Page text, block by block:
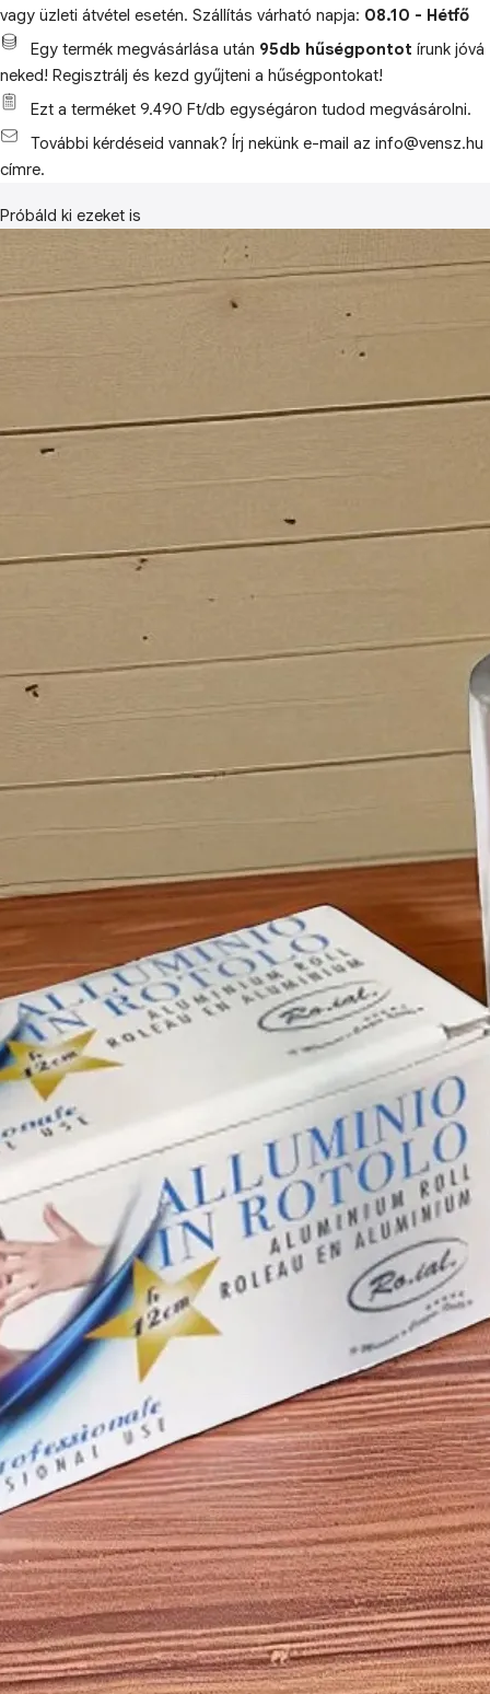
vagy üzleti átvétel esetén. Szállítás várható napja: 08.10 - Hétfő
Egy termék megvásárlása után 95db hűségpontot írunk jóvá
neked! Regisztrálj és kezd gyűjteni a hűségpontokat!
Ezt a terméket 9.490 Ft/db egységáron tudod megvásárolni.
További kérdéseid vannak? Írj nekünk e-mail az info@vensz.hu
címre.
Próbáld ki ezeket is